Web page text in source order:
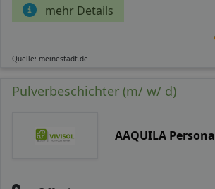
mehr Details
Quelle: meinestadt.de
Pulverbeschichter (m/ w/ d)
AAQUILA